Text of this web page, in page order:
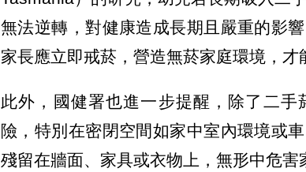
無法逆轉，對健康造成長期且嚴重的影
家長應立即戒菸，營造無菸家庭環境，才
此外，國健署也進一步提醒，除了二手
險，特別在密閉空間如家中室內環境或
殘留在牆面、家具或衣物上，無形中危害